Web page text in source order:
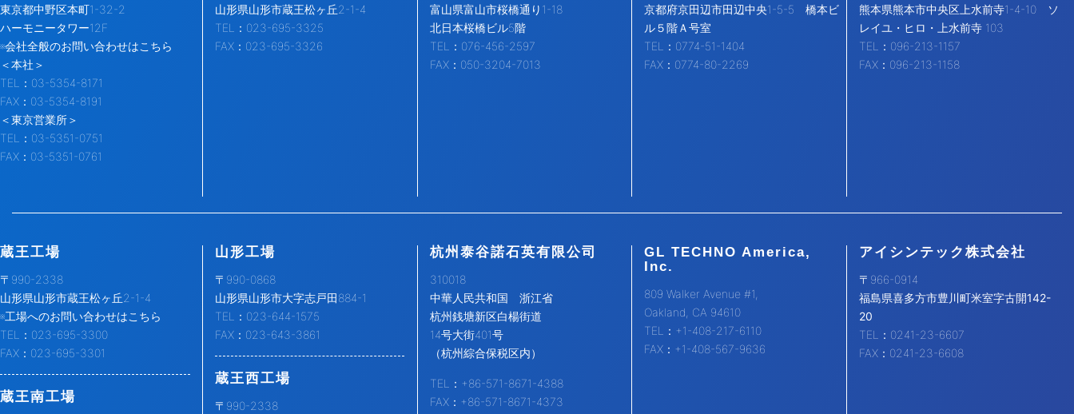
東京都中野区本町1-32-2
ハーモニータワー12F
※会社全般のお問い合わせはこちら
＜本社＞
TEL：03-5354-8171
FAX：03-5354-8191
＜東京営業所＞
TEL：03-5351-0751
FAX：03-5351-0761
山形県山形市蔵王松ヶ丘2-1-4
TEL：023-695-3325
FAX：023-695-3326
富山県富山市桜橋通り1-18
北日本桜橋ビル5階
TEL：076-456-2597
FAX：050-3204-7013
京都府京田辺市田辺中央1-5-5 橋本ビ
ル５階Ａ号室
TEL：0774-51-1404
FAX：0774-80-2269
熊本県熊本市中央区上水前寺1-4-10 ソ
レイユ・ヒロ・上水前寺 103
TEL：096-213-1157
FAX：096-213-1158
蔵王工場
〒990-2338
山形県山形市蔵王松ヶ丘2-1-4
※工場へのお問い合わせはこちら
TEL：023-695-3300
FAX：023-695-3301
蔵王南工場
山形工場
〒990-0868
山形県山形市大字志戸田884-1
TEL：023-644-1575
FAX：023-643-3861
蔵王西工場
〒990-2338
杭州泰谷諾石英有限公司
310018
中華人民共和国 浙江省
杭州銭塘新区白楊街道
14号大街401号
（杭州綜合保税区内）
TEL：+86-571-8671-4388
FAX：+86-571-8671-4373
GL TECHNO America,
Inc.
809 Walker Avenue #1,
Oakland, CA 94610
TEL：+1-408-217-6110
FAX：+1-408-567-9636
アイシンテック株式会社
〒966-0914
福島県喜多方市豊川町米室字古開142-
20
TEL：0241-23-6607
FAX：0241-23-6608